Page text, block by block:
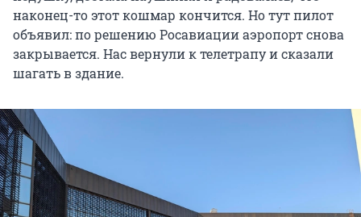
наконец-то этот кошмар кончится. Но тут пилот
объявил: по решению Росавиации аэропорт снова
закрывается. Нас вернули к телетрапу и сказали
шагать в здание.